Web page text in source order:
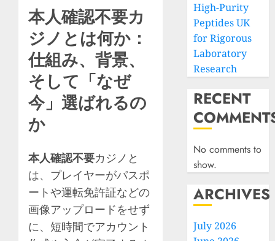
本人確認不要カ
ジノとは何か：
仕組み、背景、
そして「なぜ
今」選ばれるの
か
本人確認不要カジノと
は、プレイヤーがパスポ
ートや運転免許証などの
画像アップロードをせず
に、短時間でアカウント
High-Purity
Peptides UK
for Rigorous
Laboratory
Research
RECENT
No comments to
show.
ARCHIVES
July 2026